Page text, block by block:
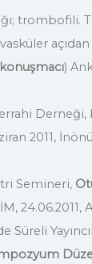
trombofili.
)
2011,
Semineri,
24.06.2011,
Süreli